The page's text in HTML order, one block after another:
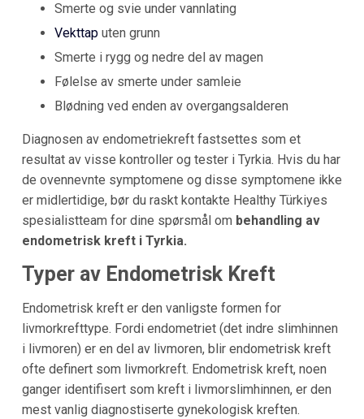
Smerte og svie under vannlating
Vekttaputen grunn
Smerte i rygg og nedre del av magen
Følelse av smerte under samleie
Blødning ved enden av overgangsalderen
Diagnosen av endometriekreft fastsettes som et
resultat av visse kontroller og tester i Tyrkia. Hvis du har
de ovennevnte symptomene og disse symptomene ikke
er midlertidige, bør du raskt kontakte Healthy Türkiyes
spesialistteam for dine spørsmål om behandling av
endometrisk kreft i Tyrkia.
Typer av Endometrisk Kreft
Endometrisk kreft er den vanligste formen for
livmorkrefttype. Fordi endometriet (det indre slimhinnen
i livmoren) er en del av livmoren, blir endometrisk kreft
ofte definert som livmorkreft. Endometrisk kreft, noen
ganger identifisert som kreft i livmorslimhinnen, er den
mest vanlig diagnostiserte gynekologisk kreften.